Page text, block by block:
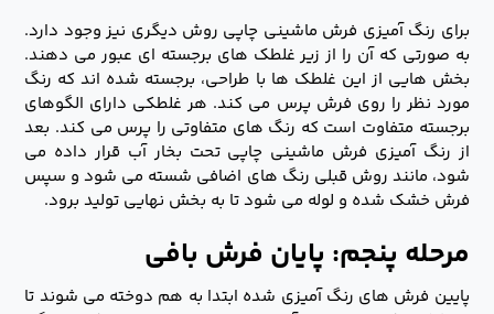
برای رنگ آمیزی فرش ماشینی چاپی روش دیگری نیز وجود دارد.
به صورتی که آن را از زیر غلطک های برجسته ای عبور می دهند.
بخش هایی از این غلطک ها با طراحی، برجسته شده اند که رنگ
مورد نظر را روی فرش پرس می کند. هر غلطکی دارای الگوهای
برجسته متفاوت است که رنگ های متفاوتی را پرس می کند. بعد
از رنگ آمیزی فرش ماشینی چاپی تحت بخار آب قرار داده می
شود، مانند روش قبلی رنگ های اضافی شسته می شود و سپس
فرش خشک شده و لوله می شود تا به بخش نهایی تولید برود.
مرحله پنجم: پایان فرش بافی
پایین فرش های رنگ آمیزی شده ابتدا به هم دوخته می شوند تا